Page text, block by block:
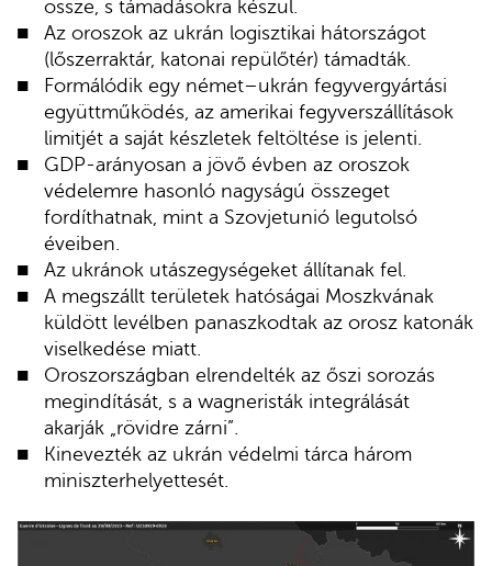
össze, s támadásokra készül.
Az oroszok az ukrán logisztikai hátországot
(lőszerraktár, katonai repülőtér) támadták.
Formálódik egy német–ukrán fegyvergyártási
együttműködés, az amerikai fegyverszállítások
limitjét a saját készletek feltöltése is jelenti.
GDP-arányosan a jövő évben az oroszok
védelemre hasonló nagyságú összeget
fordíthatnak, mint a Szovjetunió legutolsó
éveiben.
Az ukránok utászegységeket állítanak fel.
A megszállt területek hatóságai Moszkvának
küldött levélben panaszkodtak az orosz katonák
viselkedése miatt.
Oroszországban elrendelték az őszi sorozás
megindítását, s a wagneristák integrálását
akarják „rövidre zárni”.
Kinevezték az ukrán védelmi tárca három
miniszterhelyettesét.